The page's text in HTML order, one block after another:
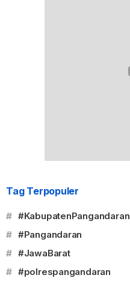
Tag Terpopuler
# #KabupatenPangandaran
# #Pangandaran
# #JawaBarat
# #polrespangandaran